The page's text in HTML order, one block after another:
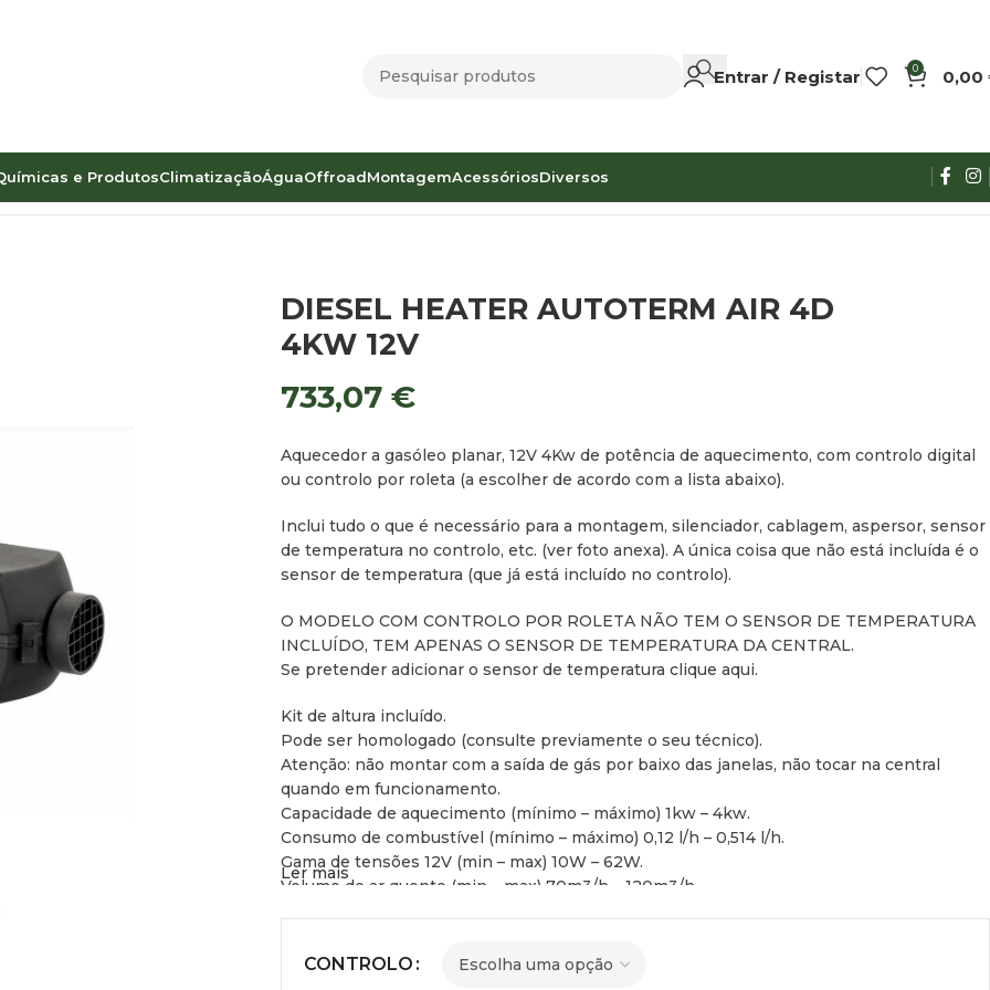
Entrar / Registar 0 0,00
e ProdutosClimatizaçãoÁguaOffroadMontagemAcessóriosDiversos
AIR 4D 4KW 12V
DIESEL HEATER AUTOTERM AIR 4D
4KW 12V
733,07 €
Aquecedor a gasóleo planar, 12V 4Kw de potência de aquecimento, com controlo digital
ou controlo por roleta (a escolher de acordo com a lista abaixo).
Inclui tudo o que é necessário para a montagem, silenciador, cablagem, aspersor, sensor
de temperatura no controlo, etc. (ver foto anexa). A única coisa que não está incluída é o
sensor de temperatura (que já está incluído no controlo).
O MODELO COM CONTROLO POR ROLETA NÃO TEM O SENSOR DE TEMPERATURA
INCLUÍDO, TEM APENAS O SENSOR DE TEMPERATURA DA CENTRAL.
Se pretender adicionar o sensor de temperatura clique aqui.
Kit de altura incluído.
Pode ser homologado (consulte previamente o seu técnico).
Atenção: não montar com a saída de gás por baixo das janelas, não tocar na central
quando em funcionamento.
Capacidade de aquecimento (mínimo – máximo) 1kw – 4kw.
Consumo de combustível (mínimo – máximo) 0,12 l/h – 0,514 l/h.
Gama de tensões 12V (min – max) 10W – 62W.
Volume de ar quente (min – max) 70m3/h – 120m3/h.
Ler mais
CONTROLO